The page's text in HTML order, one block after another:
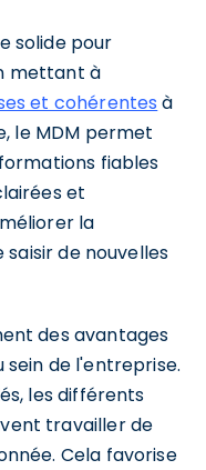
solide pour
mettant à
et cohérentes à
le MDM permet
fiables
et
la
de nouvelles
des avantages
de l'entreprise.
les différents
travailler de
Cela favorise